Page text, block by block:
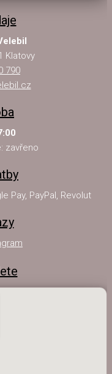
Klatovy
790
zavřeno
Pay, PayPal, Revolut